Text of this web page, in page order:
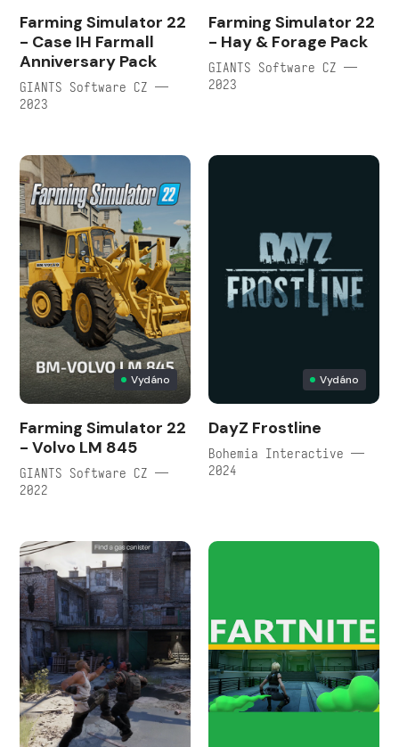
Farming Simulator 22
- Case IH Farmall
Anniversary Pack
GIANTS Software CZ —
2023
Farming Simulator 22
- Hay & Forage Pack
GIANTS Software CZ —
2023
Vydáno
Farming Simulator 22
- Volvo LM 845
GIANTS Software CZ —
2022
Vydáno
DayZ Frostline
Bohemia Interactive —
2024